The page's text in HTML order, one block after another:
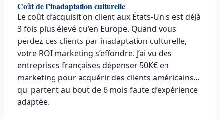
Coût de l’inadaptation culturelle
Le coût d’acquisition client aux États-Unis est déjà
3 fois plus élevé qu’en Europe. Quand vous
perdez ces clients par inadaptation culturelle,
votre ROI marketing s’effondre. J’ai vu des
entreprises françaises dépenser 50K€ en
marketing pour acquérir des clients américains…
qui partent au bout de 6 mois faute d’expérience
adaptée.